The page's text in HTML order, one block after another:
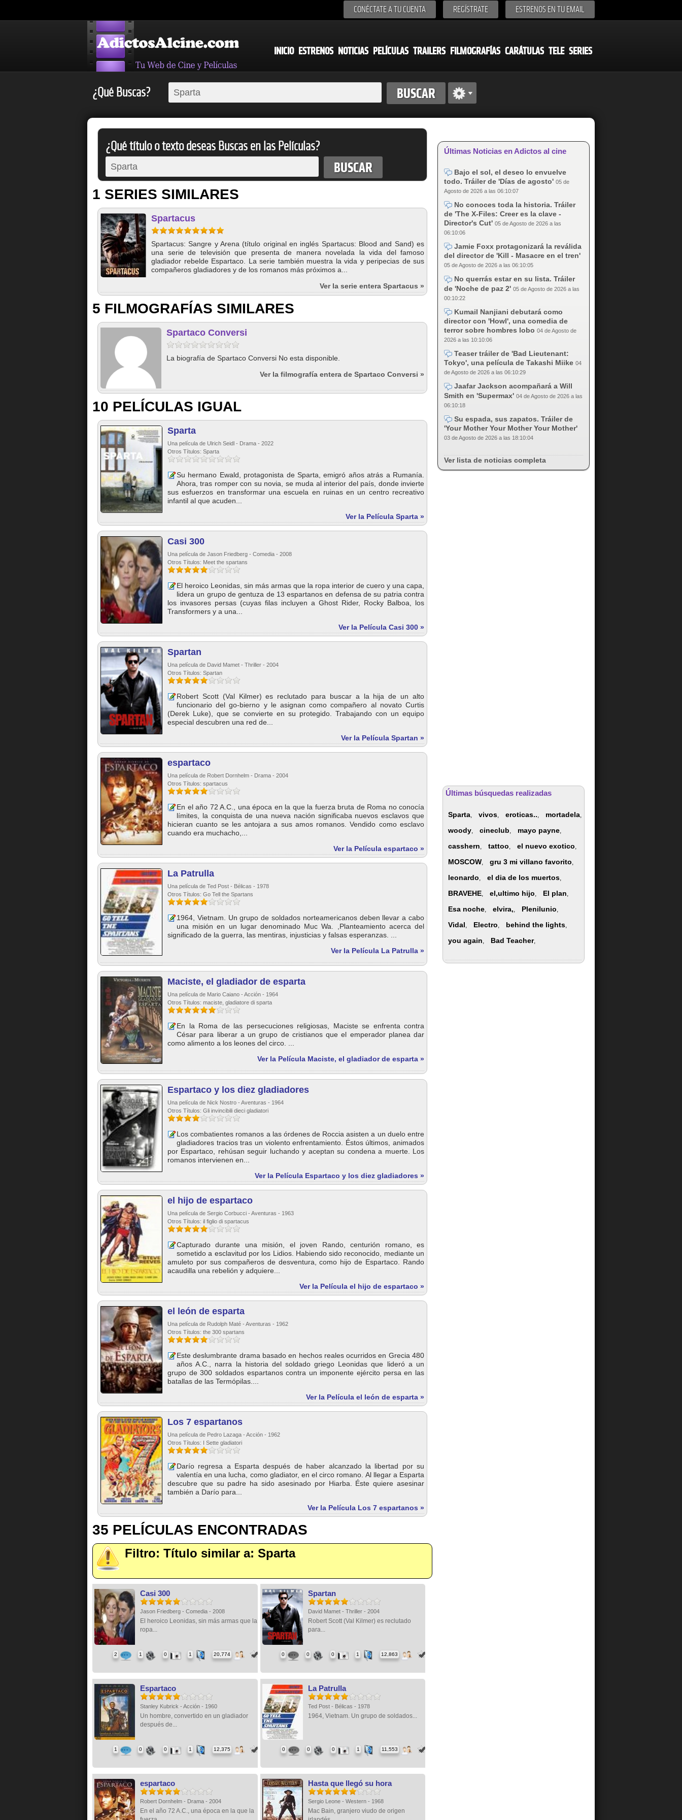
CONÉCTATE A TU CUENTA REGÍSTRATE ESTRENOS EN TU EMAIL
INICIO ESTRENOS NOTICIAS PELÍCULAS TRAILERS FILMOGRAFÍAS CARÁTULAS TELE SERIES
¿Qué Buscas?
¿Qué título o texto deseas Buscas en las Películas?
1 SERIES SIMILARES
Spartacus
Spartacus: Sangre y Arena (título original en inglés Spartacus: Blood and Sand) es
una serie de televisión que presenta de manera novelada la vida del famoso
gladiador rebelde Espartaco. La serie también muestra la vida y peripecias de sus
compañeros gladiadores y de los romanos más próximos a...
Ver la serie entera Spartacus »
5 FILMOGRAFÍAS SIMILARES
Spartaco Conversi
La biografía de Spartaco Conversi No esta disponible.
Ver la filmografía entera de Spartaco Conversi »
10 PELÍCULAS IGUAL
Sparta
Una película de Ulrich Seidl - Drama - 2022
Otros Títulos: Sparta
Su hermano Ewald, protagonista de Sparta, emigró años atrás a Rumanía.
Ahora, tras romper con su novia, se muda al interior del país, donde invierte
sus esfuerzos en transformar una escuela en ruinas en un centro recreativo
infantil al que acuden...
Ver la Película Sparta »
Casi 300
Una película de Jason Friedberg - Comedia - 2008
Otros Títulos: Meet the spartans
El heroico Leonidas, sin más armas que la ropa interior de cuero y una capa,
lidera un grupo de gentuza de 13 espartanos en defensa de su patria contra
los invasores persas (cuyas filas incluyen a Ghost Rider, Rocky Balboa, los
Transformers y a una...
Ver la Película Casi 300 »
Spartan
Una película de David Mamet - Thriller - 2004
Otros Títulos: Spartan
Robert Scott (Val Kilmer) es reclutado para buscar a la hija de un alto
funcionario del go-bierno y le asignan como compañero al novato Curtis
(Derek Luke), que se convierte en su protegido. Trabajando con un equipo
especial descubren una red de...
Ver la Película Spartan »
espartaco
Una película de Robert Dornhelm - Drama - 2004
Otros Títulos: spartacus
En el año 72 A.C., una época en la que la fuerza bruta de Roma no conocía
límites, la conquista de una nueva nación significaba nuevos esclavos que
hicieran cuanto se les antojara a sus amos romanos. Vendido como esclavo
cuando era muchacho,...
Ver la Película espartaco »
La Patrulla
Una película de Ted Post - Bélicas - 1978
Otros Títulos: Go Tell the Spartans
1964, Vietnam. Un grupo de soldados norteamericanos deben llevar a cabo
una misión en un lugar denominado Muc Wa. ,Planteamiento acerca del
significado de la guerra, las mentiras, injusticias y falsas esperanzas. ...
Ver la Película La Patrulla »
Maciste, el gladiador de esparta
Una película de Mario Caiano - Acción - 1964
Otros Títulos: maciste, gladiatore di sparta
En la Roma de las persecuciones religiosas, Maciste se enfrenta contra
César para liberar a un grupo de cristianos que el emperador planea dar
como alimento a los leones del circo. ...
Ver la Película Maciste, el gladiador de esparta »
Espartaco y los diez gladiadores
Una película de Nick Nostro - Aventuras - 1964
Otros Títulos: Gli invincibili dieci gladiatori
Los combatientes romanos a las órdenes de Roccia asisten a un duelo entre
gladiadores tracios tras un violento enfrentamiento. Éstos últimos, animados
por Espartaco, rehúsan seguir luchando y aceptan su condena a muerte. Los
romanos intervienen en...
Ver la Película Espartaco y los diez gladiadores »
el hijo de espartaco
Una película de Sergio Corbucci - Aventuras - 1963
Otros Títulos: il figlio di spartacus
Capturado durante una misión, el joven Rando, centurión romano, es
sometido a esclavitud por los Lidios. Habiendo sido reconocido, mediante un
amuleto por sus compañeros de desventura, como hijo de Espartaco. Rando
acaudilla una rebelión y adquiere...
Ver la Película el hijo de espartaco »
el león de esparta
Una película de Rudolph Maté - Aventuras - 1962
Otros Títulos: the 300 spartans
Este deslumbrante drama basado en hechos reales ocurridos en Grecia 480
años A.C., narra la historia del soldado griego Leonidas que lideró a un
grupo de 300 soldados espartanos contra un imponente ejército persa en las
batallas de las Termópilas....
Ver la Película el león de esparta »
Los 7 espartanos
Una película de Pedro Lazaga - Acción - 1962
Otros Títulos: I Sette gladiatori
Darío regresa a Esparta después de haber alcanzado la libertad por su
valentía en una lucha, como gladiator, en el circo romano. Al llegar a Esparta
descubre que su padre ha sido asesinado por Hiarba. Éste quiere asesinar
también a Darío para...
Ver la Película Los 7 espartanos »
35 PELÍCULAS ENCONTRADAS
Filtro: Título similar a: Sparta
Casi 300
Jason Friedberg - Comedia - 2008
El heroico Leonidas, sin más armas que la
ropa...
2 1 0 1 20,774
Spartan
David Mamet - Thriller - 2004
Robert Scott (Val Kilmer) es reclutado
para...
0 0 0 1 12,863
Espartaco
Stanley Kubrick - Acción - 1960
Un hombre, convertido en un gladiador
después de...
1 0 0 1 12,375
La Patrulla
Ted Post - Bélicas - 1978
1964, Vietnam. Un grupo de soldados...
0 0 0 1 11,553
espartaco
Robert Dornhelm - Drama - 2004
En el año 72 A.C., una época en la que la
Hasta que llegó su hora
Sergio Leone - Western - 1968
Mac Bain, granjero viudo de origen
Últimas Noticias en Adictos al cine
Bajo el sol, el deseo lo envuelve
todo. Tráiler de 'Días de agosto' 05 de
Agosto de 2026 a las 06:10:07
No conoces toda la historia. Tráiler
de 'The X-Files: Creer es la clave -
Director's Cut' 05 de Agosto de 2026 a las
06:10:06
Jamie Foxx protagonizará la reválida
del director de 'Kill - Masacre en el tren'
05 de Agosto de 2026 a las 06:10:05
No querrás estar en su lista. Tráiler
de 'Noche de paz 2' 05 de Agosto de 2026 a las
00:10:22
Kumail Nanjiani debutará como
director con 'Howl', una comedia de
terror sobre hombres lobo 04 de Agosto de
2026 a las 10:10:06
Teaser tráiler de 'Bad Lieutenant:
Tokyo', una película de Takashi Miike 04
de Agosto de 2026 a las 06:10:29
Jaafar Jackson acompañará a Will
Smith en 'Supermax' 04 de Agosto de 2026 a las
06:10:18
Su espada, sus zapatos. Tráiler de
'Your Mother Your Mother Your Mother'
03 de Agosto de 2026 a las 18:10:04
Ver lista de noticias completa
Últimas búsquedas realizadas
Sparta, vivos, eroticas.., mortadela,
woody, cineclub, mayo payne,
casshern, tattoo, el nuevo exotico,
MOSCOW, gru 3 mi villano favorito,
leonardo, el dia de los muertos,
BRAVEHE, el,ultimo hijo, El plan,
Esa noche, elvira,, Plenilunio,
Vidal, Electro, behind the lights,
you again, Bad Teacher,